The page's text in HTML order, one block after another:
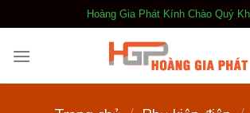
qua
nội
Hoàng Gia Phát Kính Chào Quý